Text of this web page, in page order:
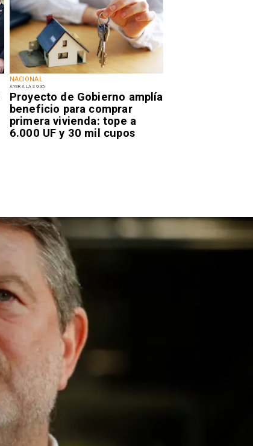
NACIONAL
AYER A LAS 9:35
Proyecto de Gobierno amplía
beneficio para comprar
primera vivienda: tope a
6.000 UF y 30 mil cupos